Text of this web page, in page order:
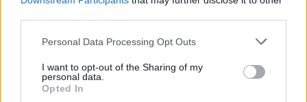
Personal Data Processing Opt Outs
I want to opt-out of the Sharing of my
personal data.
Opted In